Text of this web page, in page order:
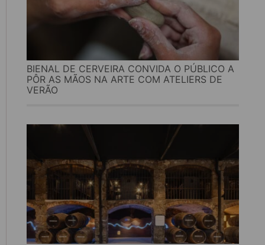
BIENAL DE CERVEIRA CONVIDA O PÚBLICO A
PÔR AS MÃOS NA ARTE COM ATELIERS DE
VERÃO